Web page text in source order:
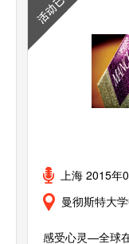
上海 2015年
曼彻斯特大
感受心灵—全球